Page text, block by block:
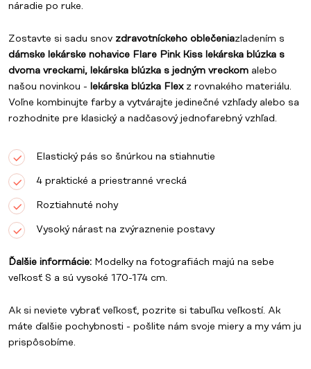
náradie po ruke.
Zostavte si sadu snov zdravotníckeho oblečeniazladením s
dámske lekárske nohavice Flare Pink Kiss lekárska blúzka s
dvoma vreckami, lekárska blúzka s jedným vreckom alebo
našou novinkou - lekárska blúzka Flexz rovnakého materiálu.
Voľne kombinujte farby a vytvárajte jedinečné vzhľady alebo sa
rozhodnite pre klasický a nadčasový jednofarebný vzhľad.
Elastický pás so šnúrkou na stiahnutie
4 praktické a priestranné vrecká
Roztiahnuté nohy
Vysoký nárast na zvýraznenie postavy
Ďalšie informácie: Modelky na fotografiách majú na sebe
veľkosť S a sú vysoké 170-174 cm.
Ak si neviete vybrať veľkosť, pozrite si tabuľku veľkostí. Ak
máte ďalšie pochybnosti - pošlite nám svoje miery a my vám ju
prispôsobíme.